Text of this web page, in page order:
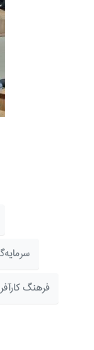
فرهنگ